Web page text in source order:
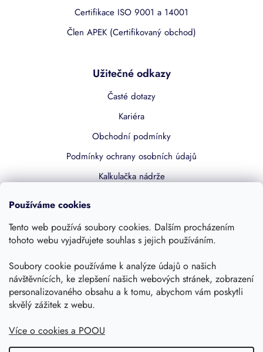
Používáme cookies
Tento web používá soubory cookies. Dalším procházením
tohoto webu vyjadřujete souhlas s jejich používáním.
Soubory cookie používáme k analýze údajů o našich
návštěvnících, ke zlepšení našich webových stránek, zobrazení
personalizovaného obsahu a k tomu, abychom vám poskytli
skvělý zážitek z webu.
Více o cookies a POOU
Certifikace ISO 9001 a 14001
Člen APEK (Certifikovaný obchod)
Užitečné odkazy
Časté dotazy
Kariéra
Obchodní podmínky
Podmínky ochrany osobních údajů
Kalkulačka nádrže
Kontakty
Sledujte nás